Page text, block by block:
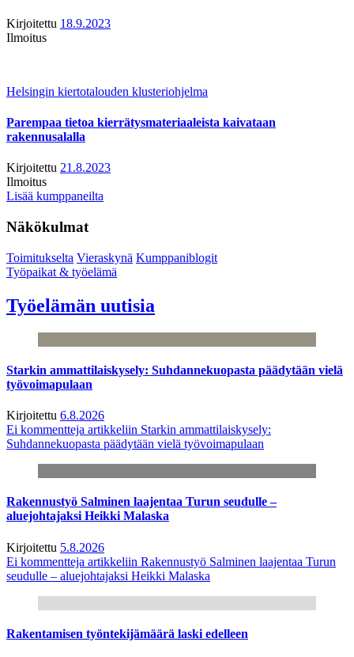
Kirjoitettu 18.9.2023
Ilmoitus
Helsingin kiertotalouden klusteriohjelma
Parempaa tietoa kierrätysmateriaaleista kaivataan
rakennusalalla
Kirjoitettu 21.8.2023
Ilmoitus
Lisää kumppaneilta
Näkökulmat
Toimitukselta Vieraskynä Kumppaniblogit
Työpaikat & työelämä
Työelämän uutisia
Starkin ammattilaiskysely: Suhdannekuopasta päädytään vielä
työvoimapulaan
Kirjoitettu 6.8.2026
Ei kommentteja artikkeliin Starkin ammattilaiskysely:
Suhdannekuopasta päädytään vielä työvoimapulaan
Rakennustyö Salminen laajentaa Turun seudulle –
aluejohtajaksi Heikki Malaska
Kirjoitettu 5.8.2026
Ei kommentteja artikkeliin Rakennustyö Salminen laajentaa Turun
seudulle – aluejohtajaksi Heikki Malaska
Rakentamisen työntekijämäärä laski edelleen